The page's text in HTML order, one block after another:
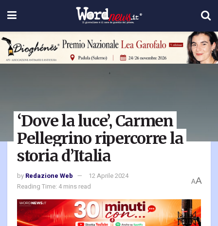
‘Dove la luce’, Carmen
Pellegrino ripercorre la
storia d’Italia
by Redazione Web
12 Aprile 2024
Reading Time: 4 mins read
AA